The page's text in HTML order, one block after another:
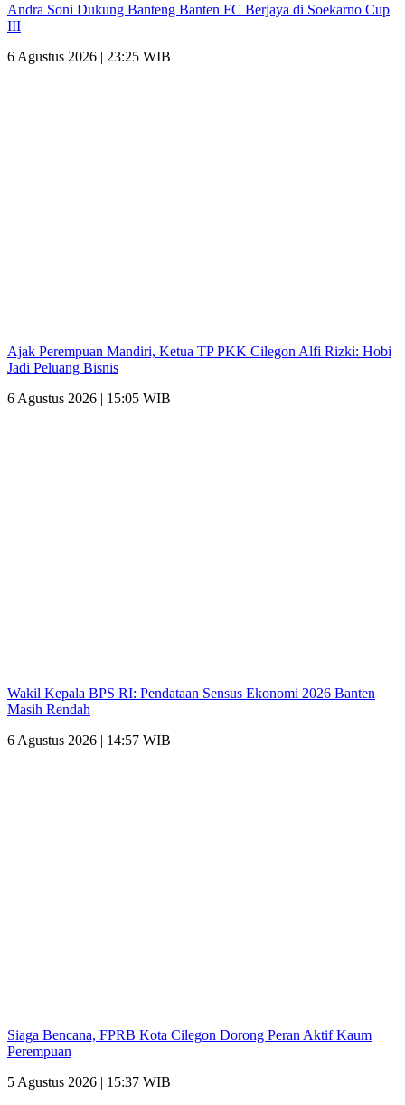
Andra Soni Dukung Banteng Banten FC Berjaya di Soekarno Cup
III
6 Agustus 2026 | 23:25 WIB
Ajak Perempuan Mandiri, Ketua TP PKK Cilegon Alfi Rizki: Hobi
Jadi Peluang Bisnis
6 Agustus 2026 | 15:05 WIB
Wakil Kepala BPS RI: Pendataan Sensus Ekonomi 2026 Banten
Masih Rendah
6 Agustus 2026 | 14:57 WIB
Siaga Bencana, FPRB Kota Cilegon Dorong Peran Aktif Kaum
Perempuan
5 Agustus 2026 | 15:37 WIB